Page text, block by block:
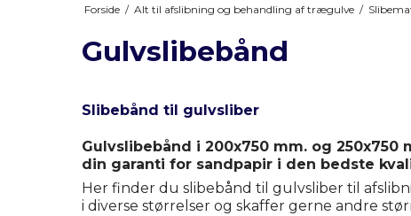
Forside / Alt til afslibning og behandling af trægulve /
Gulvslibebånd
Slibebånd til gulvsliber
Gulvslibebånd i 200x750 mm. og
din garanti for sandpapir i den bedste
Her finder du slibebånd til gulvsliber til
i diverse størrelser og skaffer gerne andre